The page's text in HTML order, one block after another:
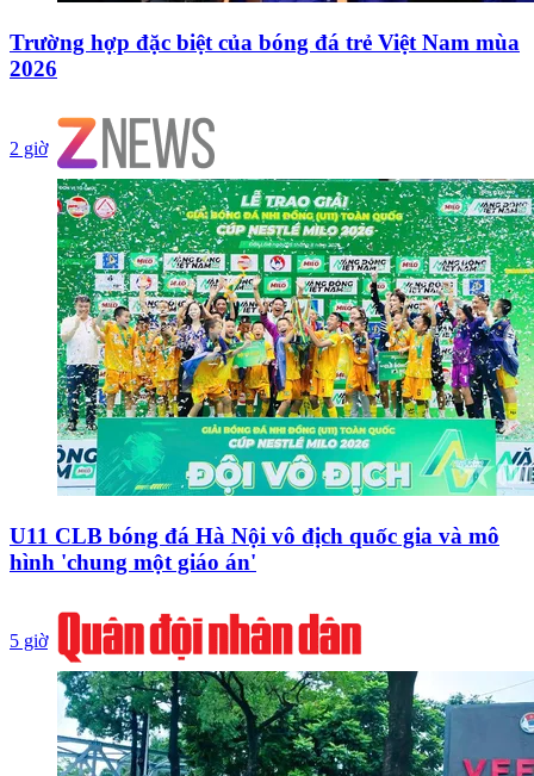
Trường hợp đặc biệt của bóng đá trẻ Việt Nam mùa
2026
2 giờ
U11 CLB bóng đá Hà Nội vô địch quốc gia và mô
hình 'chung một giáo án'
5 giờ